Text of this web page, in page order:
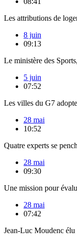
Les attributions de
8 juin
09:13
Le ministère des
5 juin
07:52
Les villes du G7
28 mai
10:52
Quatre experts se
28 mai
09:30
Une mission pour
28 mai
07:42
Jean-Luc Moudenc élu